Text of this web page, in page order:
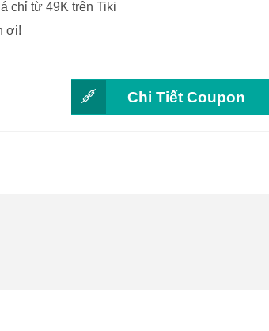
chỉ từ 49K trên Tiki
ơi!
Chi Tiết Coupon